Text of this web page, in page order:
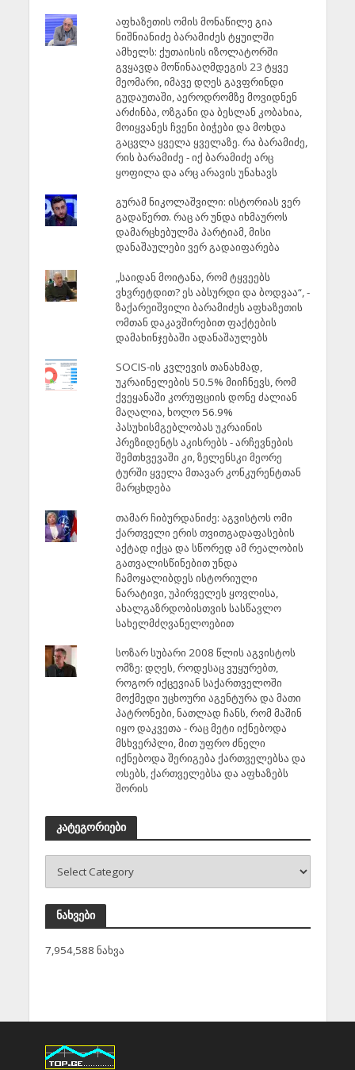
აფხაზეთის ომის მონაწილე გია
ნიშნიანიძე ბარამიძეს ტყუილში
ამხელს: ქუთაისის იზოლატორში
გვყავდა მოწინააღმდეგის 23 ტყვე
მეომარი, იმავე დღეს გავფრინდი
გუდაუთაში, აეროდრომზე მოვიდნენ
არძინბა, ოზგანი და ბესლან კობახია,
მოიყვანეს ჩვენი ბიჭები და მოხდა
გაცვლა ყველა ყველაზე. რა ბარამიძე,
რის ბარამიძე - იქ ბარამიძე არც
ყოფილა და არც არავის უნახავს
გურამ ნიკოლაშვილი: ისტორიას ვერ
გადაწერთ. რაც არ უნდა იხმაუროს
დამარცხებულმა პარტიამ, მისი
დანაშაულები ვერ გადაიფარება
„საიდან მოიტანა, რომ ტყვეებს
ვხვრეტდით? ეს აბსურდი და ბოდვაა“, -
ზაქარეიშვილი ბარამიძეს აფხაზეთის
ომთან დაკავშირებით ფაქტების
დამახინჯებაში ადანაშაულებს
SOCIS-ის კვლევის თანახმად,
უკრაინელების 50.5% მიიჩნევს, რომ
ქვეყანაში კორუფციის დონე ძალიან
მაღალია, ხოლო 56.9%
პასუხისმგებლობას უკრაინის
პრეზიდენტს აკისრებს - არჩევნების
შემთხვევაში კი, ზელენსკი მეორე
ტურში ყველა მთავარ კონკურენტთან
მარცხდება
თამარ ჩიბურდანიძე: აგვისტოს ომი
ქართველი ერის თვითგადაფასების
აქტად იქცა და სწორედ ამ რეალობის
გათვალისწინებით უნდა
ჩამოყალიბდეს ისტორიული
ნარატივი, უპირველეს ყოვლისა,
ახალგაზრდობისთვის სასწავლო
სახელმძღვანელოებით
სოზარ სუბარი 2008 წლის აგვისტოს
ომზე: დღეს, როდესაც ვუყურებთ,
როგორ იქცევიან საქართველოში
მოქმედი უცხოური აგენტურა და მათი
პატრონები, ნათლად ჩანს, რომ მაშინ
იყო დაკვეთა - რაც მეტი იქნებოდა
მსხვერპლი, მით უფრო ძნელი
იქნებოდა შერიგება ქართველებსა და
ოსებს, ქართველებსა და აფხაზებს
შორის
კატეგორიები
ნახვები
7,954,588 ნახვა